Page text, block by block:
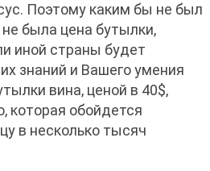
Поэтому каким бы не был
была цена бутылки,
иной страны будет
знаний и Вашего умения
вина, ценой в 40$,
которая обойдется
в несколько тысяч